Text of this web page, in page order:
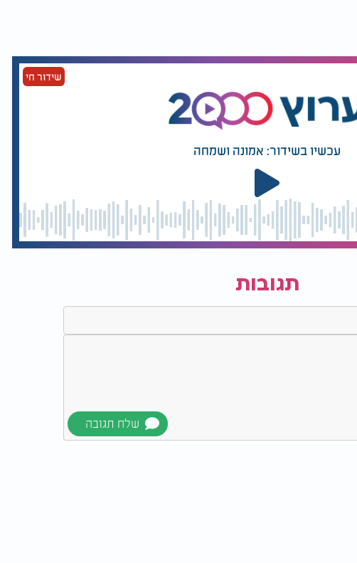
ועסיסית: למה מנפים קמח? | הרב והשף מאיר בראל
שידור חי
עכשיו בשידור: אמונה ושמחה
תגובות